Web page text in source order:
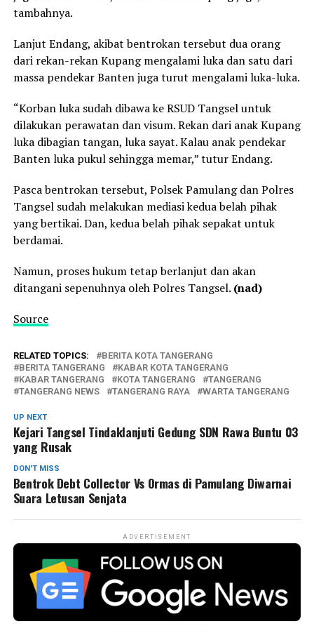
tambahnya.
Lanjut Endang, akibat bentrokan tersebut dua orang
dari rekan-rekan Kupang mengalami luka dan satu dari
massa pendekar Banten juga turut mengalami luka-luka.
“Korban luka sudah dibawa ke RSUD Tangsel untuk
dilakukan perawatan dan visum. Rekan dari anak Kupang
luka dibagian tangan, luka sayat. Kalau anak pendekar
Banten luka pukul sehingga memar,” tutur Endang.
Pasca bentrokan tersebut, Polsek Pamulang dan Polres
Tangsel sudah melakukan mediasi kedua belah pihak
yang bertikai. Dan, kedua belah pihak sepakat untuk
berdamai.
Namun, proses hukum tetap berlanjut dan akan
ditangani sepenuhnya oleh Polres Tangsel. (nad)
Source
RELATED TOPICS:
BERITA KOTA TANGERANG
BERITA TANGERANG
KABAR KOTA TANGERANG
KABAR TANGERANG
KOTA TANGERANG
TANGERANG
TANGERANG NEWS
TANGERANG RAYA WARTA TANGERANG
UP NEXT
Kejari Tangsel Tindaklanjuti Gedung SDN Rawa Buntu 03
yang Rusak
DON'T MISS
Bentrok Debt Collector Vs Ormas di Pamulang Diwarnai
Suara Letusan Senjata
ADVERTISEMENT